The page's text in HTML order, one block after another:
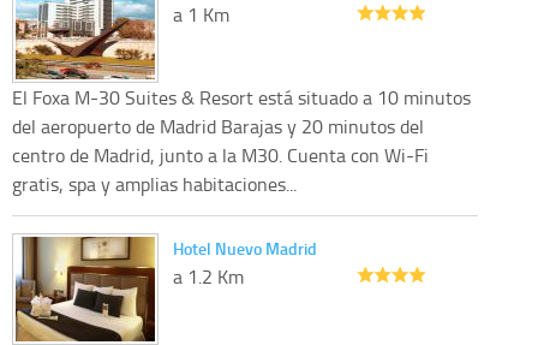
a 1 Km
El Foxa M-30 Suites & Resort está situado a 10 minutos
del aeropuerto de Madrid Barajas y 20 minutos del
centro de Madrid, junto a la M30. Cuenta con Wi-Fi
gratis, spa y amplias habitaciones...
Hotel Nuevo Madrid
a 1.2 Km